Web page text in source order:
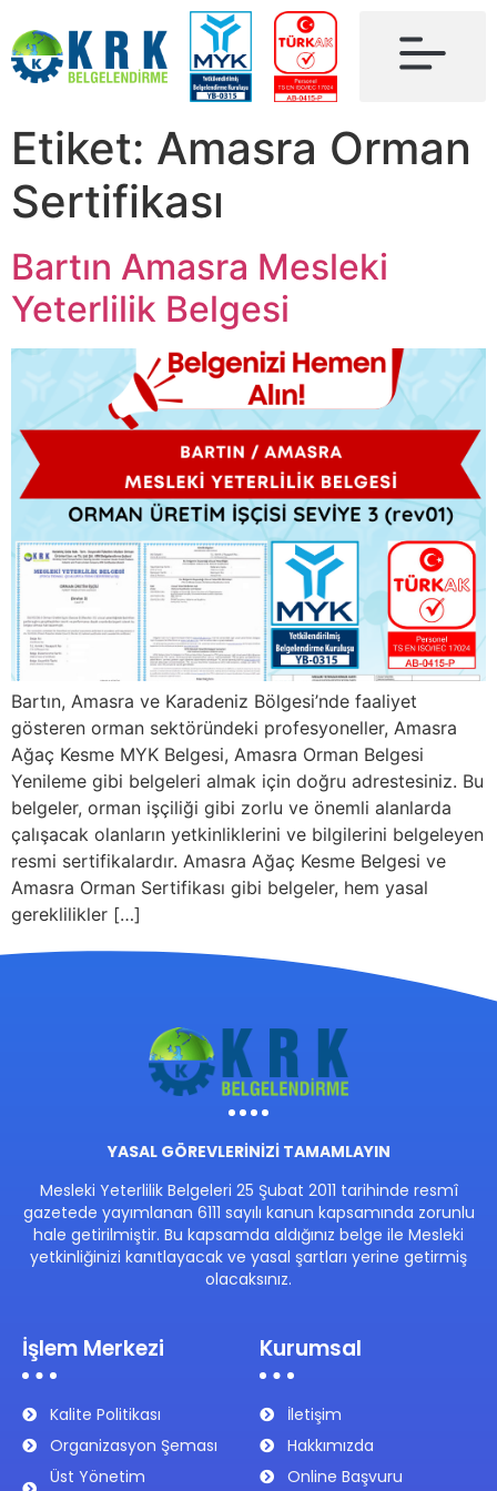
Etiket: Amasra Orman
Sertifikası
Bartın Amasra Mesleki
Yeterlilik Belgesi
Bartın, Amasra ve Karadeniz Bölgesi’nde faaliyet
gösteren orman sektöründeki profesyoneller, Amasra
Ağaç Kesme MYK Belgesi, Amasra Orman Belgesi
Yenileme gibi belgeleri almak için doğru adrestesiniz. Bu
belgeler, orman işçiliği gibi zorlu ve önemli alanlarda
çalışacak olanların yetkinliklerini ve bilgilerini belgeleyen
resmi sertifikalardır. Amasra Ağaç Kesme Belgesi ve
Amasra Orman Sertifikası gibi belgeler, hem yasal
gereklilikler […]
YASAL GÖREVLERİNİZİ TAMAMLAYIN
Mesleki Yeterlilik Belgeleri 25 Şubat 2011 tarihinde resmî
gazetede yayımlanan 6111 sayılı kanun kapsamında zorunlu
hale getirilmiştir. Bu kapsamda aldığınız belge ile Mesleki
yetkinliğinizi kanıtlayacak ve yasal şartları yerine getirmiş
olacaksınız.
İşlem Merkezi
Kalite Politikası
Organizasyon Şeması
Üst Yönetim
Kurumsal
İletişim
Hakkımızda
Online Başvuru